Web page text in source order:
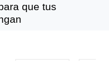
que tus